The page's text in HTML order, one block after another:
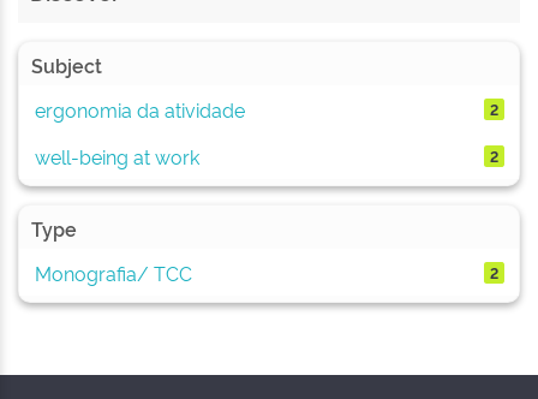
Subject
ergonomia da atividade
2
well-being at work 2
Type
Monografia/ TCC
2